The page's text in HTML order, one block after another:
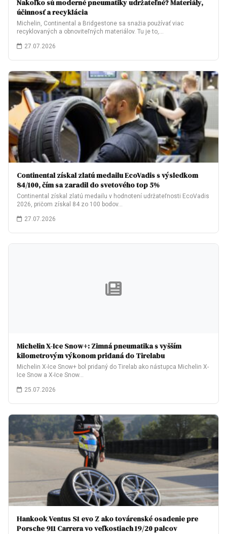
Nakoľko sú moderné pneumatiky udržateľné? Materiály,
účinnosť a recyklácia
Michelin, Continental a Bridgestone sa snažia používať viac
recyklovaných a obnoviteľných materiálov. Tu je to,…
27.07.2026
Continental získal zlatú medailu EcoVadis s výsledkom
84/100, čím sa zaradil do svetového top 5%
Continental získal zlatú medailu v hodnotení udržateľnosti EcoVadis
2026, pričom získal 84 zo 100 bodov…
27.07.2026
Michelin X-Ice Snow+: Zimná pneumatika s vyšším
kilometrovým výkonom pridaná do Tirelabu
Michelin X-Ice Snow+ bol pridaný do Tirelab ako nástupca Michelin X-
Ice Snow a X-Ice Snow…
25.07.2026
Hankook Ventus S1 evo Z ako továrenské osadenie pre
Porsche 911 Carrera vo veľkostiach 19/20 palcov